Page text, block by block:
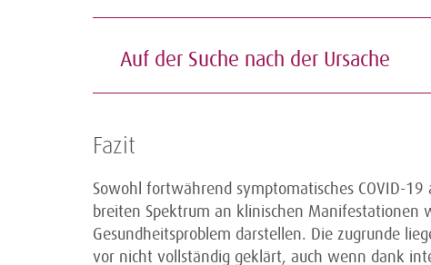
Auf der Suche nach der Ursache
Fazit
Sowohl fortwährend symptomatisches COVID-
breiten Spektrum an klinischen Manifestationen
Gesundheitsproblem darstellen. Die zugrunde
vor nicht vollständig geklärt, auch wenn dank